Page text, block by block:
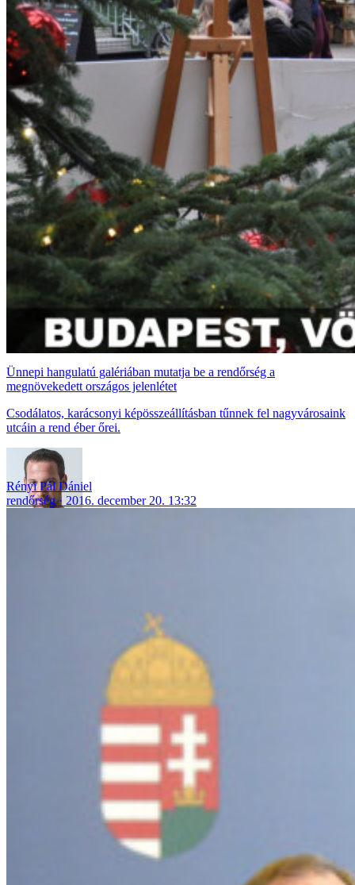
Ünnepi hangulatú galériában mutatja be a rendőrség a
megnövekedett országos jelenlétet
Csodálatos, karácsonyi képösszeállításban tűnnek fel nagyvárosaink
utcáin a rend éber őrei.
Rényi Pál Dániel
rendőrség
2016. december 20. 13:32